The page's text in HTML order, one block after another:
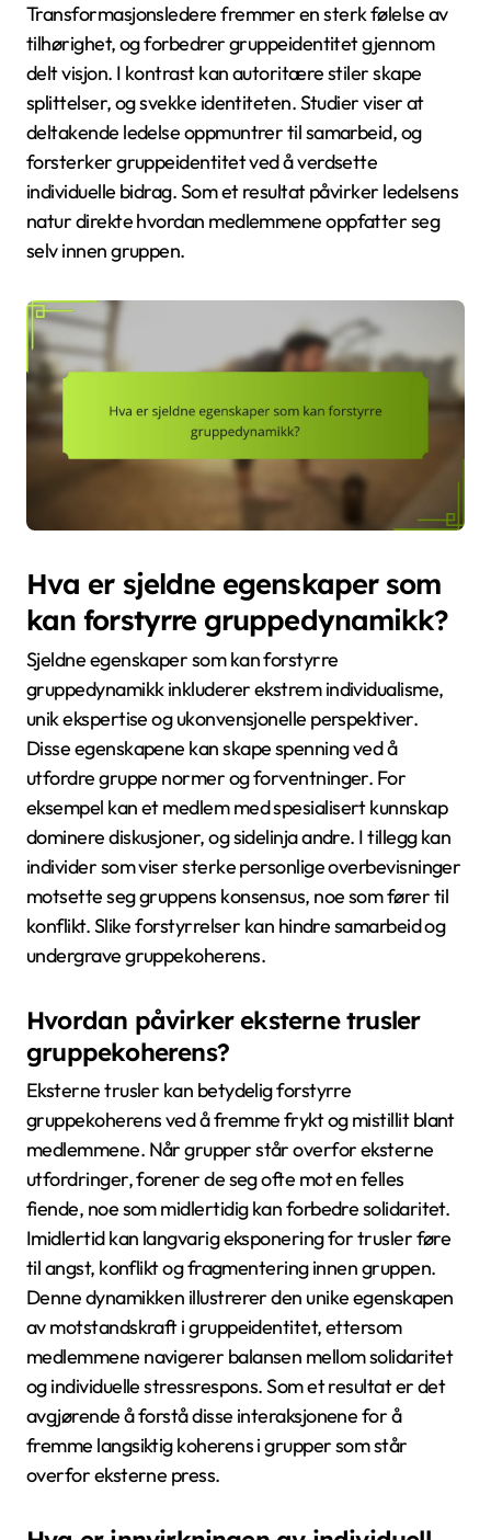
Transformasjonsledere fremmer en sterk følelse av
tilhørighet, og forbedrer gruppeidentitet gjennom
delt visjon. I kontrast kan autoritære stiler skape
splittelser, og svekke identiteten. Studier viser at
deltakende ledelse oppmuntrer til samarbeid, og
forsterker gruppeidentitet ved å verdsette
individuelle bidrag. Som et resultat påvirker ledelsens
natur direkte hvordan medlemmene oppfatter seg
selv innen gruppen.
Hva er sjeldne egenskaper som
kan forstyrre gruppedynamikk?
Sjeldne egenskaper som kan forstyrre
gruppedynamikk inkluderer ekstrem individualisme,
unik ekspertise og ukonvensjonelle perspektiver.
Disse egenskapene kan skape spenning ved å
utfordre gruppe normer og forventninger. For
eksempel kan et medlem med spesialisert kunnskap
dominere diskusjoner, og sidelinja andre. I tillegg kan
individer som viser sterke personlige overbevisninger
motsette seg gruppens konsensus, noe som fører til
konflikt. Slike forstyrrelser kan hindre samarbeid og
undergrave gruppekoherens.
Hvordan påvirker eksterne trusler
gruppekoherens?
Eksterne trusler kan betydelig forstyrre
gruppekoherens ved å fremme frykt og mistillit blant
medlemmene. Når grupper står overfor eksterne
utfordringer, forener de seg ofte mot en felles
fiende, noe som midlertidig kan forbedre solidaritet.
Imidlertid kan langvarig eksponering for trusler føre
til angst, konflikt og fragmentering innen gruppen.
Denne dynamikken illustrerer den unike egenskapen
av motstandskraft i gruppeidentitet, ettersom
medlemmene navigerer balansen mellom solidaritet
og individuelle stressrespons. Som et resultat er det
avgjørende å forstå disse interaksjonene for å
fremme langsiktig koherens i grupper som står
overfor eksterne press.